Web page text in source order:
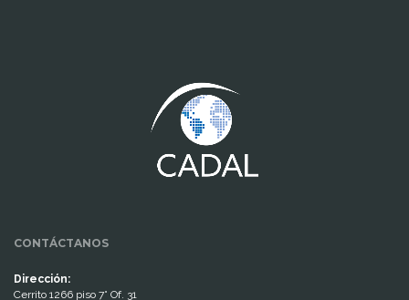
CONTÁCTANOS
Dirección:
Cerrito 1266 piso 7° Of. 31